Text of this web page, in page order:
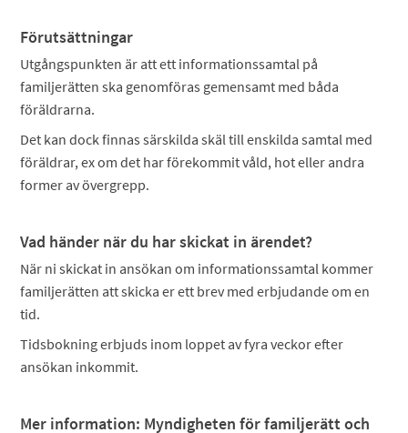
Förutsättningar
Utgångspunkten är att ett informationssamtal på
familjerätten ska genomföras gemensamt med båda
föräldrarna.
Det kan dock finnas särskilda skäl till enskilda samtal med
föräldrar, ex om det har förekommit våld, hot eller andra
former av övergrepp.
Vad händer när du har skickat in ärendet?
När ni skickat in ansökan om informationssamtal kommer
familjerätten att skicka er ett brev med erbjudande om en
tid.
Tidsbokning erbjuds inom loppet av fyra veckor efter
ansökan inkommit.
Mer information: Myndigheten för familjerätt och